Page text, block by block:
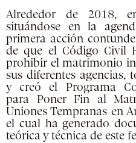
Alrededor de 2018,
situándose en la
primera acción
de que el Código Civil
prohibir el matrimonio
sus diferentes agencias,
y creó el Programa
para Poner Fin al
Uniones Tempranas en
el cual ha generado
teórica y técnica de este